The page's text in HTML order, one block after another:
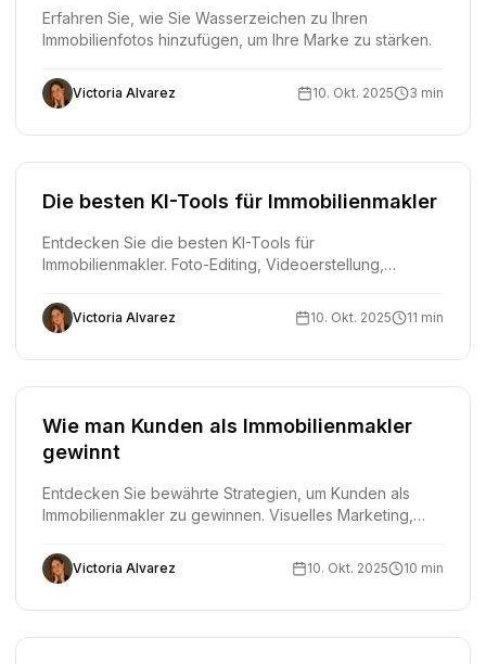
Erfahren Sie, wie Sie Wasserzeichen zu Ihren
Immobilienfotos hinzufügen, um Ihre Marke zu stärken.
Victoria Alvarez 10. Okt. 2025 3 min
Die besten KI-Tools für Immobilienmakler
Entdecken Sie die besten KI-Tools für
Immobilienmakler. Foto-Editing, Videoerstellung,
Victoria Alvarez 10. Okt. 2025 11 min
Wie man Kunden als Immobilienmakler
gewinnt
Entdecken Sie bewährte Strategien, um Kunden als
Immobilienmakler zu gewinnen. Visuelles Marketing,
Ergebnisse liefern.
Victoria Alvarez 10. Okt. 2025 10 min